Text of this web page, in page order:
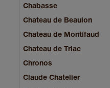
Chabasse
Chateau de Beaulon
Chateau de Montifaud
Chateau de Triac
Chronos
Claude Chatelier